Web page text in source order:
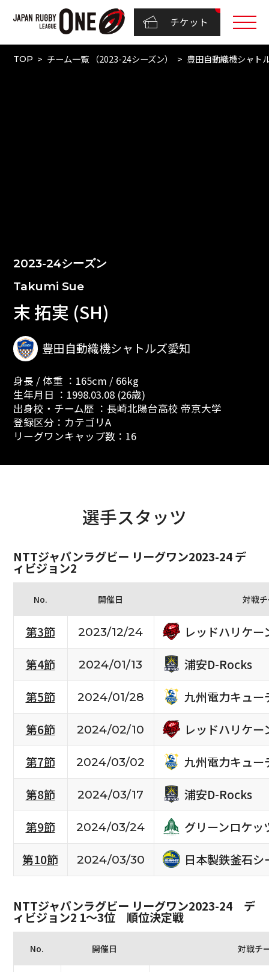
チケット
TOP チーム一覧 （2023-24シーズン） 豊田自動織機シャト
2023-24シーズン
Takumi Sue
末 拓実 (SH)
豊田自動織機シャトルズ愛知
身長 / 体重 ：165cm / 66kg
生年月日 ：1998.03.08 (26歳)
出身校・チーム歴 ：長崎北陽台高校 帝京大学
登録区分：カテゴリA
リーグワンキャップ数：16
選手スタッツ
NTTジャパンラグビー リーグワン2023-24 デ
ィビジョン2
No. 開催日 対戦
第3節 2023/12/24
レッドハリケー
第4節
2024/01/13
浦安D-Rocks
第5節
2024/01/28
九州電力キュー
第6節
2024/02/10
レッドハリケー
第7節
2024/03/02
九州電力キュー
第8節
2024/03/17
浦安D-Rocks
第9節
2024/03/24
グリーンロケッ
第10節
2024/03/30 日本製鉄釜石
NTTジャパンラグビー リーグワン2023-24 デ
ィビジョン2 1〜3位 順位決定戦
No. 開催日 対戦チ